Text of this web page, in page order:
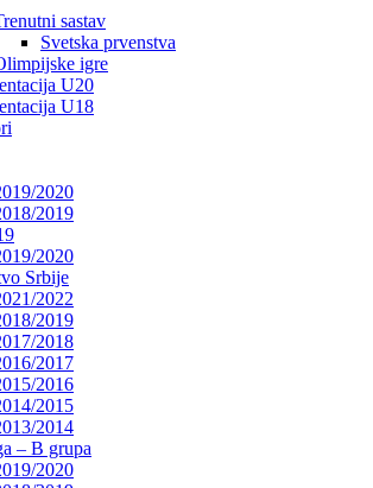
sastav
Svetska prvenstva
igre
U20
U18
2020
2019
2020
Srbije
2022
2019
2018
2017
2016
2015
2014
– B grupa
2020